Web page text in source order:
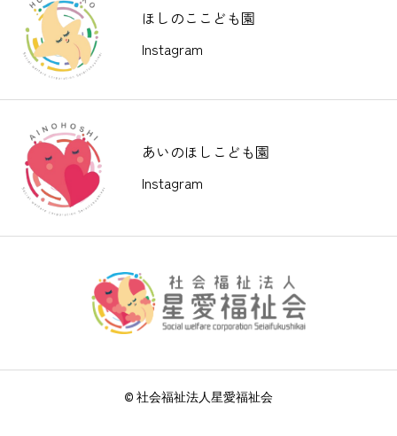
ほしのここども園
Instagram
あいのほしこども園
Instagram
© 社会福祉法人星愛福祉会